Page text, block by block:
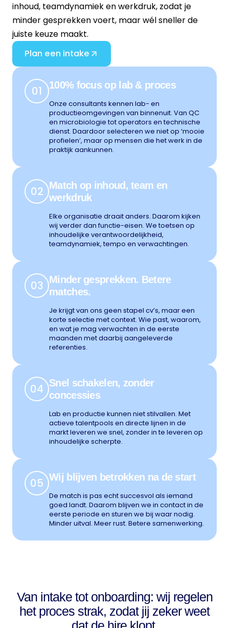
inhoud, teamdynamiek en werkdruk, zodat je
minder gesprekken voert, maar wél sneller de
juiste keuze maakt.
Plan een intake
01 100% focus op lab & proces
Onze consultants kennen lab- en
productieomgevingen van binnenuit. Van QC
en microbiologie tot operators en technische
dienst. Daardoor selecteren we niet op ‘mooie
profielen’, maar op mensen die het werk in de
praktijk aankunnen.
02 Match op inhoud, team en
werkdruk
Elke organisatie draait anders. Daarom kijken
wij verder dan functie-eisen. We toetsen op
inhoudelijke verantwoordelijkheid,
teamdynamiek, tempo en verwachtingen.
03
Minder gesprekken. Betere
matches.
Je krijgt van ons geen stapel cv’s, maar een
korte selectie met context. Wie past, waarom,
en wat je mag verwachten in de eerste
maanden met daarbij aangeleverde
referenties.
04 Snel schakelen, zonder
concessies
Lab en productie kunnen niet stilvallen. Met
actieve talentpools en directe lijnen in de
markt leveren we snel, zonder in te leveren op
inhoudelijke scherpte.
05 Wij blijven betrokken na de start
De match is pas echt succesvol als iemand
goed landt. Daarom blijven we in contact in de
eerste periode en sturen we bij waar nodig.
Minder uitval. Meer rust. Betere samenwerking.
Van intake tot onboarding: wij regelen
het proces strak, zodat jij zeker weet